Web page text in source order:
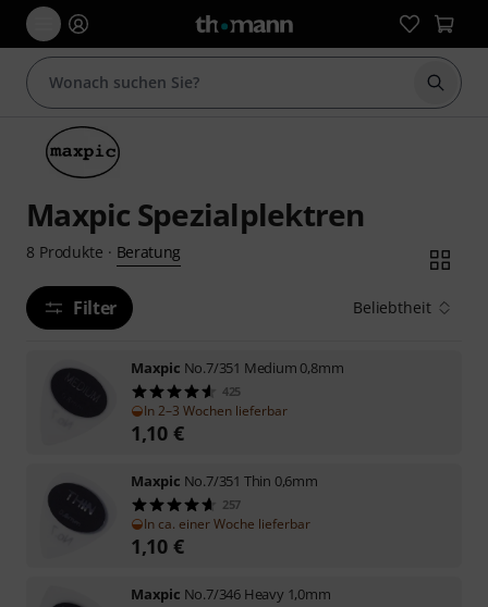
Suche
Maxpic Spezialplektren
8 Produkte · Beratung
Filter Beliebtheit
Maxpic No.7/351 Medium 0,8mm
425
In 2–3 Wochen lieferbar
1,10 €
Maxpic No.7/351 Thin 0,6mm
257
In ca. einer Woche lieferbar
1,10 €
Maxpic No.7/346 Heavy 1,0mm